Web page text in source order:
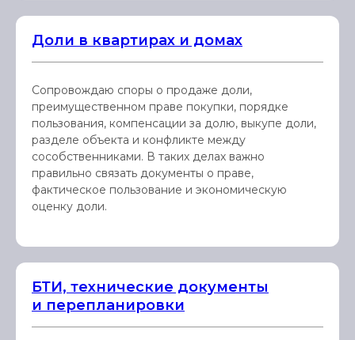
Доли в квартирах и домах
Сопровождаю споры о продаже доли,
преимущественном праве покупки, порядке
пользования, компенсации за долю, выкупе доли,
разделе объекта и конфликте между
сособственниками. В таких делах важно
правильно связать документы о праве,
фактическое пользование и экономическую
оценку доли.
БТИ, технические документы
и перепланировки